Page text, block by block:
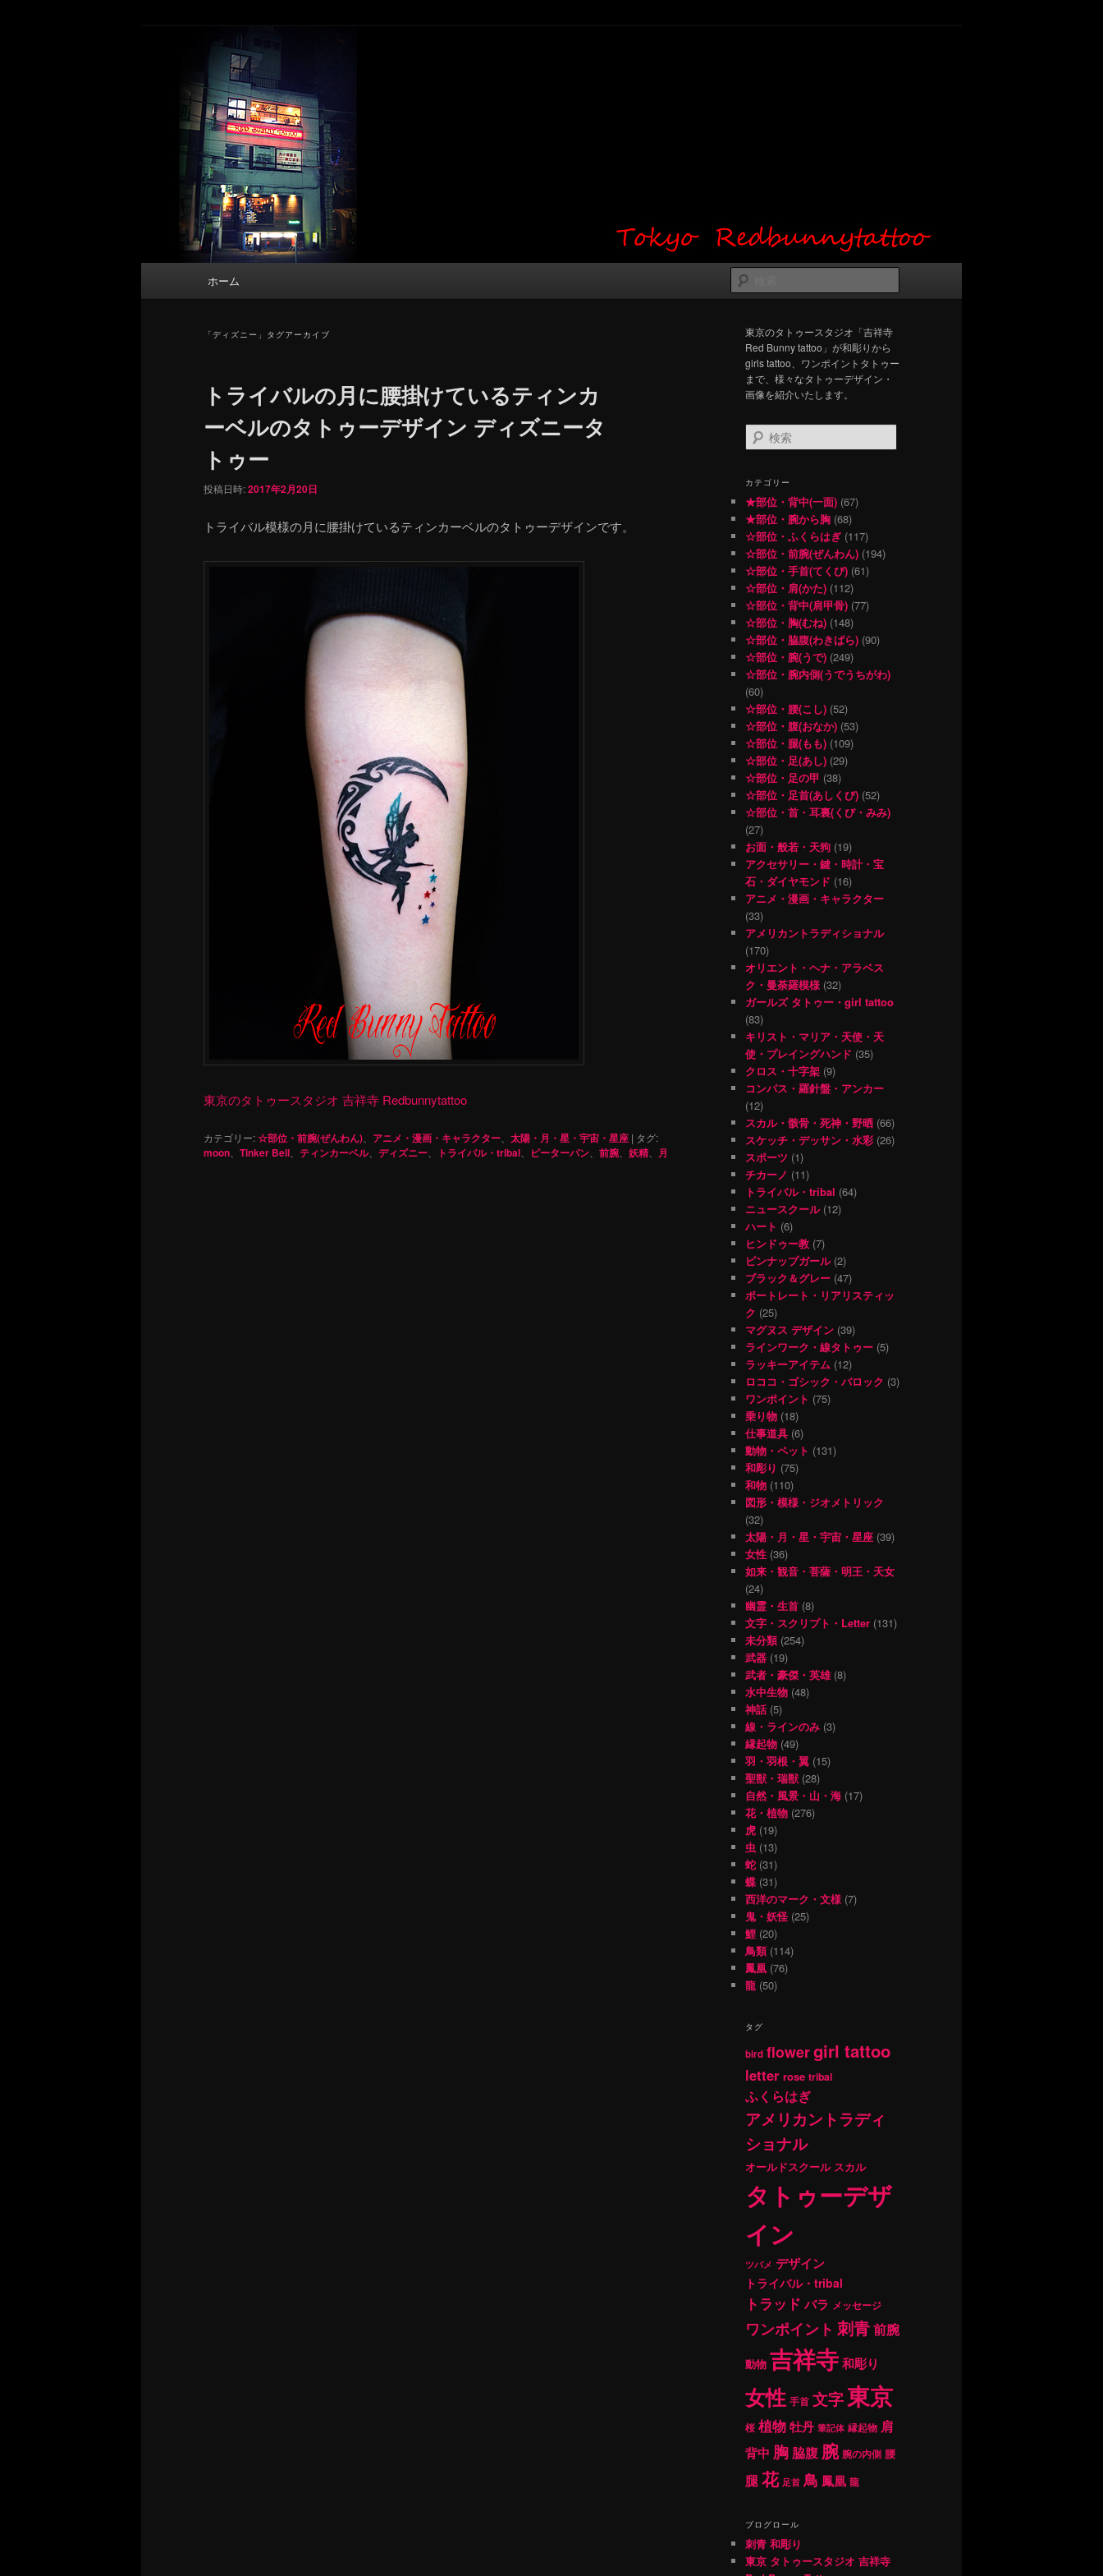
東京 タトゥースタジオ 吉祥寺 Red Bunny
Tattoo タトゥーデザイン・タトゥー画像
タトゥーデザイン・画像の紹介（和彫り・ワンポイント・girl tattoo）
索
ホーム
「ディズニー 」タグアーカイブ
トライバルの月に腰掛けているティンカ
ーベルのタトゥーデザイン ディズニータ
トゥー
投稿日時:2017年2月20日
トライバル模様の月に腰掛けているティンカーベルのタトゥーデザインです。
東京のタトゥースタジオ 吉祥寺 Redbunnytattoo
カテゴリー:☆部位・前腕(ぜんわん) アニメ・漫画・キャラクター 太陽・月・星・宇宙・星座 | タグ:
moon Tinker Bell ティンカーベル、 ディズニー トライバル・tribal ピーターパン 前腕 妖精、 月
東京のタトゥースタジオ「吉祥寺
Red Bunny tattoo」が和彫りから
girls tattoo、ワンポイントタトゥー
まで、様々なタトゥーデザイン・
画像を紹介いたします。
検
索
カテゴリー
★部位・背中(一面) (67)
★部位・腕から胸 (68)
☆部位・ふくらはぎ (117)
☆部位・前腕(ぜんわん) (194)
☆部位・手首(てくび) (61)
☆部位・肩(かた) (112)
☆部位・背中(肩甲骨) (77)
☆部位・胸(むね) (148)
☆部位・脇腹(わきばら) (90)
☆部位・腕(うで) (249)
☆部位・腕内側(うでうちがわ)
(60)
☆部位・腰(こし) (52)
☆部位・腹(おなか) (53)
☆部位・腿(もも) (109)
☆部位・足(あし) (29)
☆部位・足の甲 (38)
☆部位・足首(あしくび) (52)
☆部位・首・耳裏(くび・みみ)
(27)
お面・般若・天狗 (19)
アクセサリー・鍵・時計・宝
石・ダイヤモンド (16)
アニメ・漫画・キャラクター
(33)
アメリカントラディショナル
(170)
オリエント・ヘナ・アラベス
ク・曼荼羅模様 (32)
ガールズ タトゥー・girl tattoo
(83)
キリスト・マリア・天使・天
使・プレイングハンド (35)
クロス・十字架 (9)
コンパス・羅針盤・アンカー
(12)
スカル・骸骨・死神・野晒 (66)
スケッチ・デッサン・水彩 (26)
スポーツ (1)
チカーノ (11)
トライバル・tribal (64)
ニュースクール(12)
ハート (6)
ヒンドゥー教 (7)
ピンナップガール(2)
ブラック＆グレー (47)
ポートレート・リアリスティッ
ク (25)
マグヌス デザイン (39)
ラインワーク・線タトゥー (5)
ラッキーアイテム (12)
ロココ・ゴシック・バロック (3)
ワンポイント (75)
乗り物 (18)
仕事道具 (6)
動物・ペット (131)
和彫り (75)
和物 (110)
図形・模様・ジオメトリック
(32)
太陽・月・星・宇宙・星座 (39)
女性 (36)
如来・観音・菩薩・明王・天女
(24)
幽霊・生首 (8)
文字・スクリプト・Letter (131)
未分類(254)
武器 (19)
武者・豪傑・英雄(8)
水中生物 (48)
神話 (5)
線・ラインのみ (3)
縁起物 (49)
羽・羽根・翼 (15)
聖獣・瑞獣 (28)
自然・風景・山・海 (17)
花・植物 (276)
虎 (19)
虫 (13)
蛇 (31)
蝶 (31)
西洋のマーク・文様 (7)
鬼・妖怪 (25)
鯉 (20)
鳥類(114)
鳳凰 (76)
龍 (50)
タグ
bird flowergirl tattoo
letter rose tribal
ふくらはぎ
アメリカントラディ
ショナル
オールドスクール スカル
タトゥーデザ
イン
ツバメ デザイン
トライバル・tribal
トラッド バラ メッセージ
ワンポイント 刺青前腕
動物 吉祥寺和彫り
女性 手首 文字東京
桜 植物牡丹 筆記体 縁起物 肩
背中 胸 脇腹 腕 腕の内側 腰
腿花 足首 鳥 鳳凰 龍
ブログロール
刺青 和彫り
東京 タトゥースタジオ 吉祥寺